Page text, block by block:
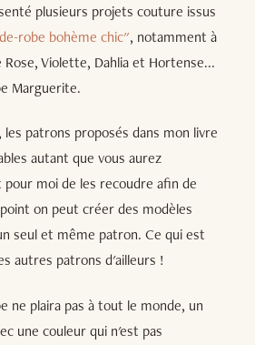
plusieurs projets couture issus
robe bohème chic", notamment à
Violette, Dahlia et Hortense...
Marguerite.
les patrons proposés dans mon livre
autant que vous aurez
moi de les recoudre afin de
on peut créer des modèles
seul et même patron. Ce qui est
autres patrons d'ailleurs !
ne plaira pas à tout le monde, un
une couleur qui n'est pas